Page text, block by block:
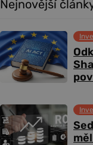
Nejnovější